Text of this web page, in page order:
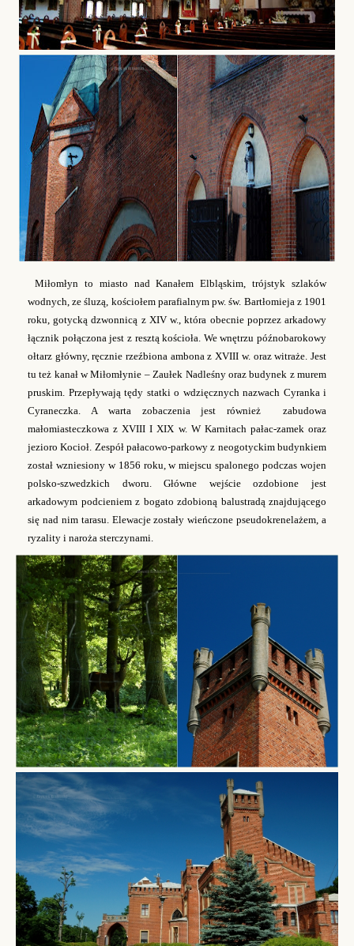
Miłomłyn to miasto nad Kanałem Elbląskim, trójstyk szlaków
wodnych, ze śluzą, kościołem parafialnym pw. św. Bartłomieja z 1901
roku, gotycką dzwonnicą z XIV w., która obecnie poprzez arkadowy
łącznik połączona jest z resztą kościoła. We wnętrzu późnobarokowy
ołtarz główny, ręcznie rzeźbiona ambona z XVIII w. oraz witraże. Jest
tu też kanał w Miłomłynie –Zaułek Nadleśny oraz budynek z murem
pruskim. Przepływają tędy statki o wdzięcznych nazwach Cyranka i
Cyraneczka. A warta zobaczenia jest również zabudowa
małomiasteczkowa z XVIII I XIX w. W Karnitach pałac-zamek oraz
jezioro Kocioł. Zespół pałacowo-parkowy z neogotyckim budynkiem
został wzniesiony w 1856 roku, w miejscu spalonego podczas wojen
polsko-szwedzkich dworu. Główne wejście ozdobione jest
arkadowym podcieniem z bogato zdobioną balustradą znajdującego
się nad nim tarasu. Elewacje zostały wieńczone pseudokrenelażem, a
ryzality i naroża sterczynami.